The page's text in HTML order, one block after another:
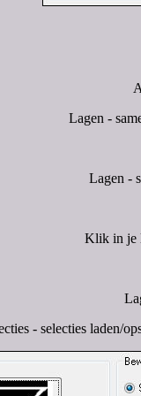
Lagen -
Lagen -
Klik in je
- selecties laden/